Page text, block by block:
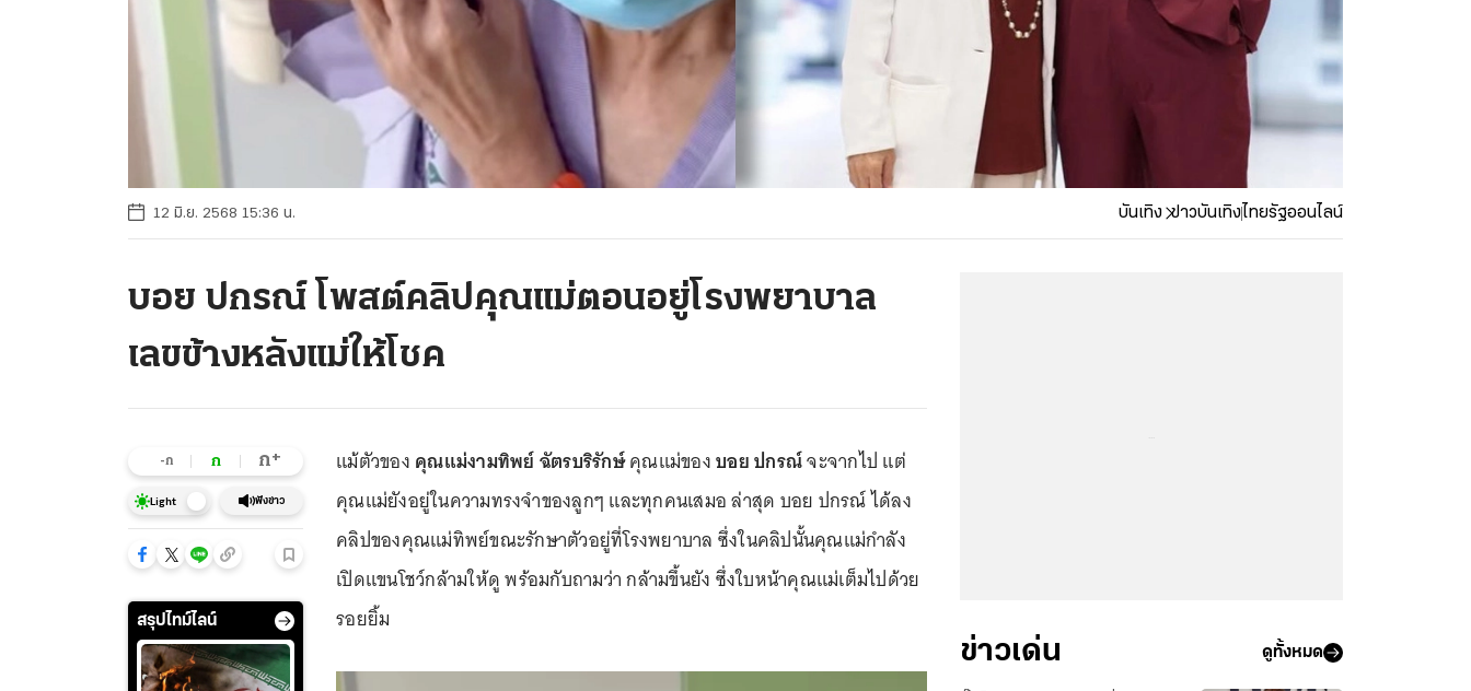
12 มิ.ย. 2568 15:36 น. บันเทิง ข่าวบันเทิงไทยรัฐออนไลน์
บอย ปกรณ์ โพสต์คลิปคุณแม่ตอนอยู่โรงพยาบาล
เลขข้างหลังแม่ให้โชค
-ก ก ก+
Light ฟังข่าว
สรุปไทม์ไลน์
แม้ตัวของ คุณแม่งามทิพย์ ฉัตรบริรักษ์คุณแม่ของบอย ปกรณ์จะจากไป แต่
คุณแม่ยังอยู่ในความทรงจำของลูกๆ และทุกคนเสมอ ล่าสุด บอย ปกรณ์ ได้ลง
คลิปของคุณแม่ทิพย์ขณะรักษาตัวอยู่ที่โรงพยาบาล ซึ่งในคลิปนั้นคุณแม่กำลัง
เปิดแขนโชว์กล้ามให้ดู พร้อมกับถามว่า กล้ามขึ้นยัง ซึ่งใบหน้าคุณแม่เต็มไปด้วย
รอยยิ้ม
ข่าวเด่น ดูทั้งหมด